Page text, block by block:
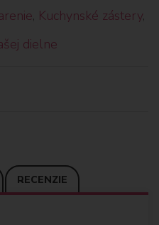
, Kuchynské zástery,
dielne
RECENZIE